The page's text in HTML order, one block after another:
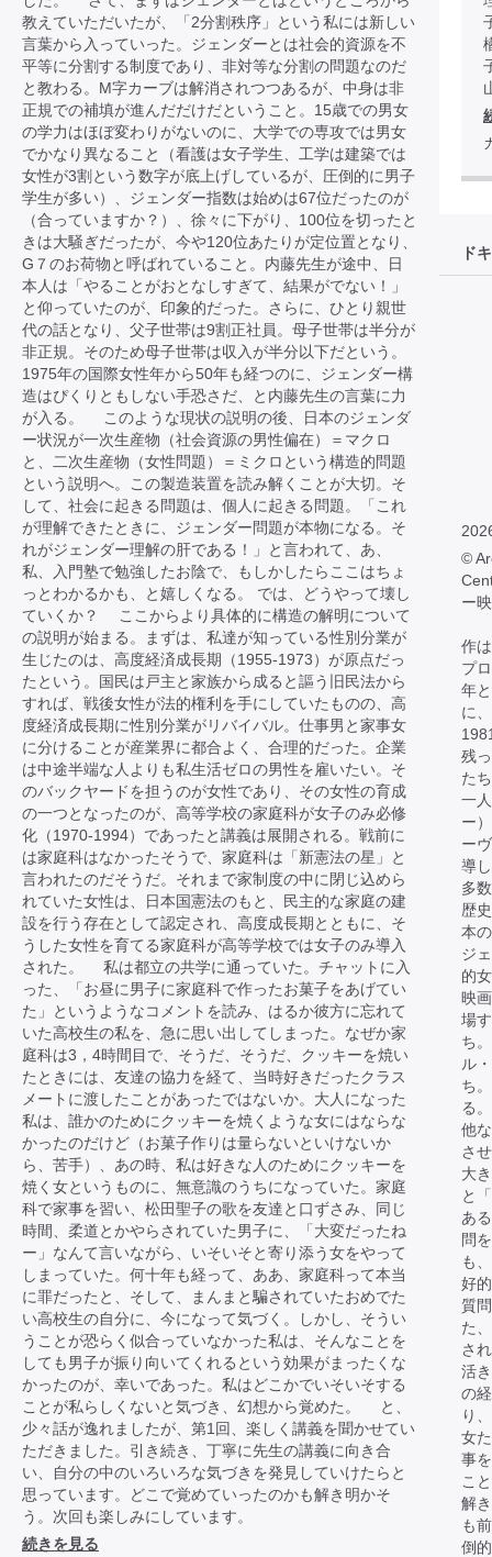
教えていただいたが、「2分割秩序」という私には新しい
言葉から入っていった。ジェンダーとは社会的資源を不
平等に分割する制度であり、非対等な分割の問題なのだ
と教わる。M字カーブは解消されつつあるが、中身は非
正規での補填が進んだだけだということ。15歳での男女
の学力はほぼ変わりがないのに、大学での専攻では男女
でかなり異なること（看護は女子学生、工学は建築では
女性が3割という数字が底上げしているが、圧倒的に男子
学生が多い）、ジェンダー指数は始めは67位だったのが
（合っていますか？）、徐々に下がり、100位を切ったと
きは大騒ぎだったが、今や120位あたりが定位置となり、
G７のお荷物と呼ばれていること。内藤先生が途中、日
本人は「やることがおとなしすぎて、結果がでない！」
と仰っていたのが、印象的だった。さらに、ひとり親世
代の話となり、父子世帯は9割正社員。母子世帯は半分が
非正規。そのため母子世帯は収入が半分以下だという。
1975年の国際女性年から50年も経つのに、ジェンダー構
造はぴくりともしない手恐さだ、と内藤先生の言葉に力
が入る。 このような現状の説明の後、日本のジェンダ
ー状況が一次生産物（社会資源の男性偏在）＝マクロ
と、二次生産物（女性問題）＝ミクロという構造的問題
という説明へ。この製造装置を読み解くことが大切。そ
して、社会に起きる問題は、個人に起きる問題。「これ
が理解できたときに、ジェンダー問題が本物になる。そ
れがジェンダー理解の肝である！」と言われて、あ、
私、入門塾で勉強したお陰で、もしかしたらここはちょ
っとわかるかも、と嬉しくなる。 では、どうやって壊し
ていくか？ ここからより具体的に構造の解明について
の説明が始まる。まずは、私達が知っている性別分業が
生じたのは、高度経済成長期（1955-1973）が原点だっ
たという。国民は戸主と家族から成ると謳う旧民法から
すれば、戦後女性が法的権利を手にしていたものの、高
度経済成長期に性別分業がリバイバル。仕事男と家事女
に分けることが産業界に都合よく、合理的だった。企業
は中途半端な人よりも私生活ゼロの男性を雇いたい。そ
のバックヤードを担うのが女性であり、その女性の育成
の一つとなったのが、高等学校の家庭科が女子のみ必修
化（1970-1994）であったと講義は展開される。戦前に
は家庭科はなかったそうで、家庭科は「新憲法の星」と
言われたのだそうだ。それまで家制度の中に閉じ込めら
れていた女性は、日本国憲法のもと、民主的な家庭の建
設を行う存在として認定され、高度成長期とともに、そ
うした女性を育てる家庭科が高等学校では女子のみ導入
された。 私は都立の共学に通っていた。チャットに入
った、「お昼に男子に家庭科で作ったお菓子をあげてい
た」というようなコメントを読み、はるか彼方に忘れて
いた高校生の私を、急に思い出してしまった。なぜか家
庭科は3，4時間目で、そうだ、そうだ、クッキーを焼い
たときには、友達の協力を経て、当時好きだったクラス
メートに渡したことがあったではないか。大人になった
私は、誰かのためにクッキーを焼くような女にはならな
かったのだけど（お菓子作りは量らないといけないか
ら、苦手）、あの時、私は好きな人のためにクッキーを
焼く女というものに、無意識のうちになっていた。家庭
科で家事を習い、松田聖子の歌を友達と口ずさみ、同じ
時間、柔道とかやらされていた男子に、「大変だったね
ー」なんて言いながら、いそいそと寄り添う女をやって
しまっていた。何十年も経って、ああ、家庭科って本当
に罪だったと、そして、まんまと騙されていたおめでた
い高校生の自分に、今になって気づく。しかし、そうい
うことが恐らく似合っていなかった私は、そんなことを
しても男子が振り向いてくれるという効果がまったくな
かったのが、幸いであった。私はどこかでいそいそする
ことが私らしくないと気づき、幻想から覚めた。 と、
少々話が逸れましたが、第1回、楽しく講義を聞かせてい
ただきました。引き続き、丁寧に先生の講義に向き合
い、自分の中のいろいろな気づきを発見していけたらと
思っています。どこで覚めていったのかも解き明かそ
う。次回も楽しみにしています。
続きを見る
ド
©
ー
作
プ
年
に
残
た
一
ー
ー
導
多
歴
本
ジ
的
映
場
ち
ル
ち
る
他
さ
大
と
あ
問
も
好
質
た
さ
活
の
り
女
事
こ
解
も
倒